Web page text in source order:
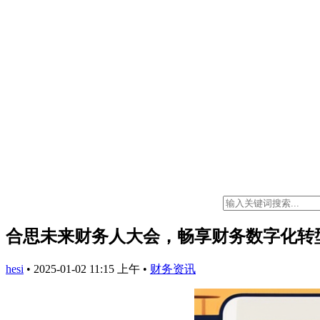
合思未来财务人大会，畅享财务数字化转
hesi • 2025-01-02 11:15 上午 • 财务资讯